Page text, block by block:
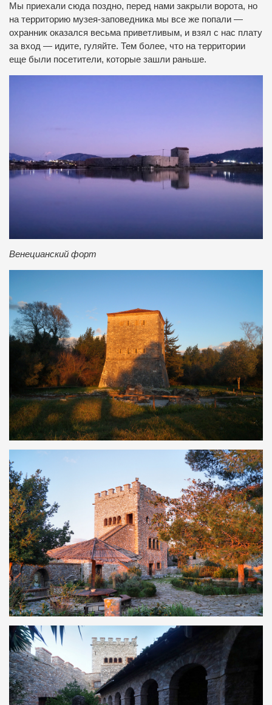
Мы приехали сюда поздно, перед нами закрыли ворота, но
на территорию музея-заповедника мы все же попали —
охранник оказался весьма приветливым, и взял с нас плату
за вход — идите, гуляйте. Тем более, что на территории
еще были посетители, которые зашли раньше.
Венецианский форт